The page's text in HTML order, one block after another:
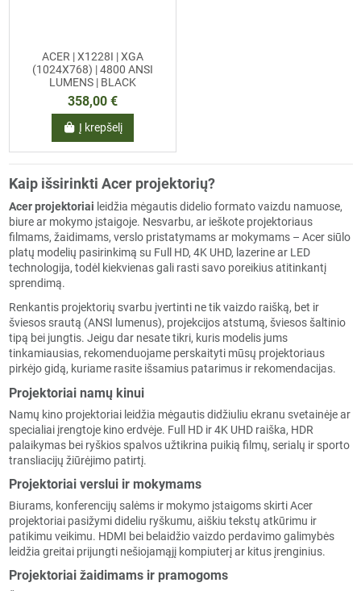
ACER | X1228I | XGA
(1024X768) | 4800 ANSI
LUMENS | BLACK
358,00 €
Į krepšelį
Kaip išsirinkti Acer projektorių?
Acer projektoriai leidžia mėgautis didelio formato vaizdu namuose,
biure ar mokymo įstaigoje. Nesvarbu, ar ieškote projektoriaus
filmams, žaidimams, verslo pristatymams ar mokymams – Acer siūlo
platų modelių pasirinkimą su Full HD, 4K UHD, lazerine ar LED
technologija, todėl kiekvienas gali rasti savo poreikius atitinkantį
sprendimą.
Renkantis projektorių svarbu įvertinti ne tik vaizdo raišką, bet ir
šviesos srautą (ANSI lumenus), projekcijos atstumą, šviesos šaltinio
tipą bei jungtis. Jeigu dar nesate tikri, kuris modelis jums
tinkamiausias, rekomenduojame perskaityti mūsų projektoriaus
pirkėjo gidą, kuriame rasite išsamius patarimus ir rekomendacijas.
Projektoriai namų kinui
Namų kino projektoriai leidžia mėgautis didžiuliu ekranu svetainėje ar
specialiai įrengtoje kino erdvėje. Full HD ir 4K UHD raiška, HDR
palaikymas bei ryškios spalvos užtikrina puikią filmų, serialų ir sporto
transliacijų žiūrėjimo patirtį.
Projektoriai verslui ir mokymams
Biurams, konferencijų salėms ir mokymo įstaigoms skirti Acer
projektoriai pasižymi dideliu ryškumu, aiškiu tekstų atkūrimu ir
patikimu veikimu. HDMI bei belaidžio vaizdo perdavimo galimybės
leidžia greitai prijungti nešiojamąjį kompiuterį ar kitus įrenginius.
Projektoriai žaidimams ir pramogoms